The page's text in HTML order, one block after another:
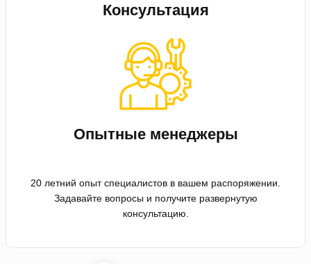
Консультация
Опытные менеджеры
20 летний опыт специалистов в вашем распоряжении.
Задавайте вопросы и получите развернутую
консультацию.